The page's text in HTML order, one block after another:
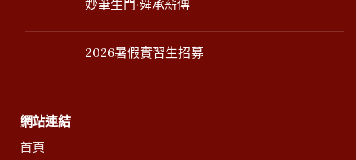
妙筆生門·舜承薪傳
2026暑假實習生招募
網站連結
首頁